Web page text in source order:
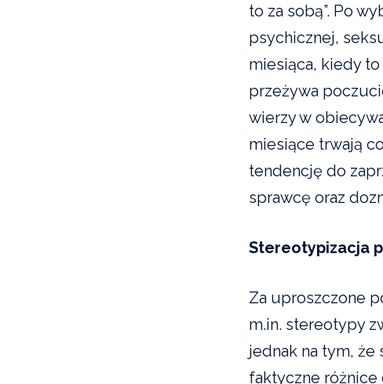
to za sobą”. Po
psychicznej,
miesiąca, kiedy
przeżywa
wierzy w
miesiące trwają
tendencję do
sprawcę oraz
Stereotypizacja
Za uproszczone
m.in. stereotypy
jednak na tym, że
faktyczne różnice